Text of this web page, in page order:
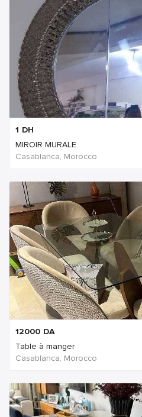
1 DH
MIROIR MURALE
Casablanca, Morocco
12000 DA
Table à manger
Casablanca, Morocco